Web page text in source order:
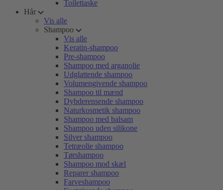
Toilettaske
Hår
Vis alle
Shampoo
Vis alle
Keratin-shampoo
Pre-shampoo
Shampoo med arganolie
Udglattende shampoo
Volumengivende shampoo
Shampoo til mænd
Dybderensende shampoo
Naturkosmetik shampoo
Shampoo med balsam
Shampoo uden silikone
Silver shampoo
Tetræolie shampoo
Tørshampoo
Shampoo mod skæl
Reparer shampoo
Farveshampoo